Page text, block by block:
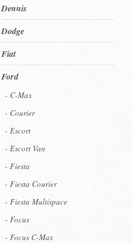
Dennis
Dodge
Fiat
Ford
- C-Max
- Courier
- Escort
- Escort Van
- Fiesta
- Fiesta Courier
- Fiesta Multispace
- Focus
- Focus C-Max